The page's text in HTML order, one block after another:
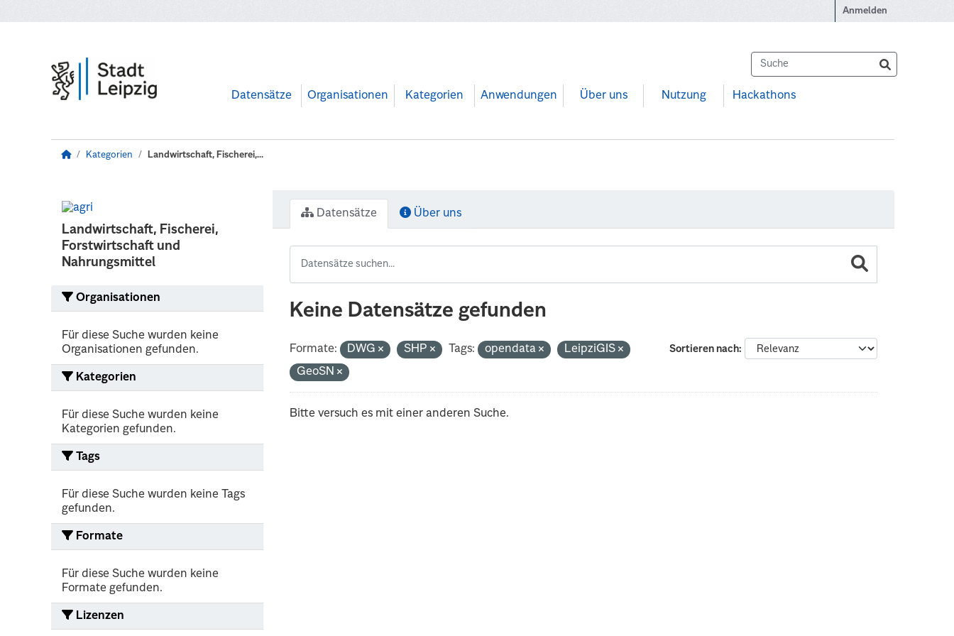
Anmelden
Datensätze Organisationen Kategorien Anwendungen Über uns Nutzung Hackathons
Kategorien Landwirtschaft, Fischerei,...
Landwirtschaft, Fischerei,
Forstwirtschaft und
Nahrungsmittel
Organisationen
Für diese Suche wurden keine
Organisationen gefunden.
Kategorien
Für diese Suche wurden keine
Kategorien gefunden.
Tags
Für diese Suche wurden keine Tags
gefunden.
Formate
Für diese Suche wurden keine
Formate gefunden.
Lizenzen
Datensätze Über uns
Keine Datensätze gefunden
Sortieren nach
Formate: DWG SHP Tags: opendata
LeipziGIS
GeoSN
Bitte versuch es mit einer anderen Suche.